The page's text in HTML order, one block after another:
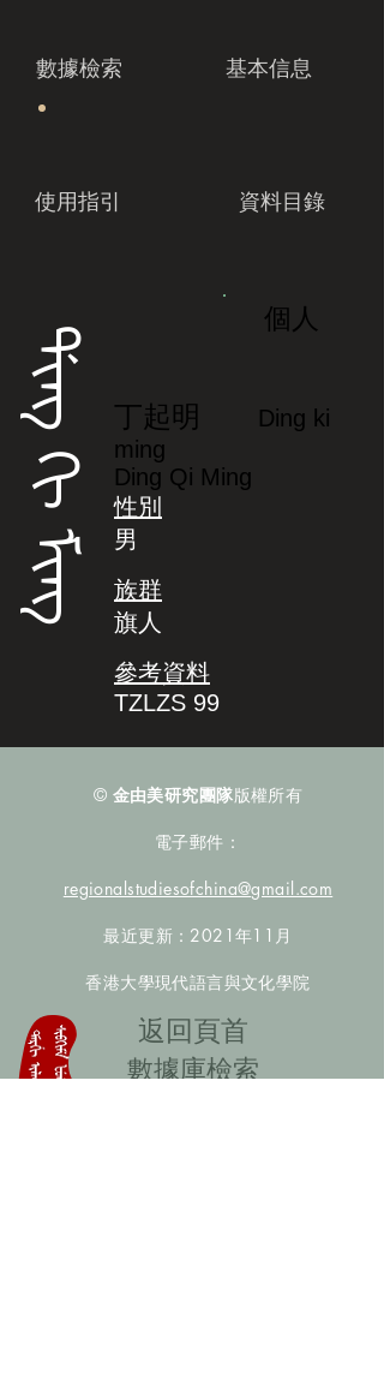
數據檢索 基本信息
使用指引 資料目錄
ᡩᡳᠩ ᡴᡳ ᠮᡳᠩ
個人
丁起明
Ding ki
ming
Ding Qi Ming
性別
男
族群
旗人
參考資料
TZLZS 99
© 金由美研究團隊版權所有
電子郵件：
regionalstudiesofchina@gmail.com
最近更新：2021年11月
香港大學現代語言與文化學院
​返回頁首
數據庫檢索